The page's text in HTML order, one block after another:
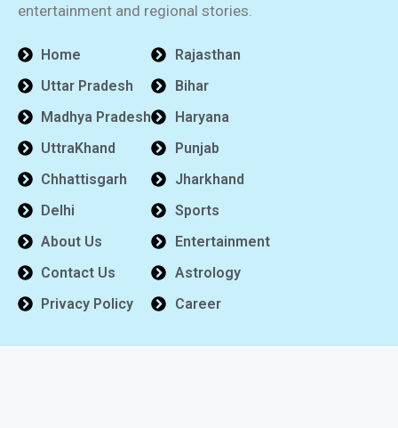
entertainment and regional stories.
Home
Uttar Pradesh
Madhya Pradesh
UttraKhand
Chhattisgarh
Delhi
About Us
Contact Us
Privacy Policy
Rajasthan
Bihar
Haryana
Punjab
Jharkhand
Sports
Entertainment
Astrology
Career